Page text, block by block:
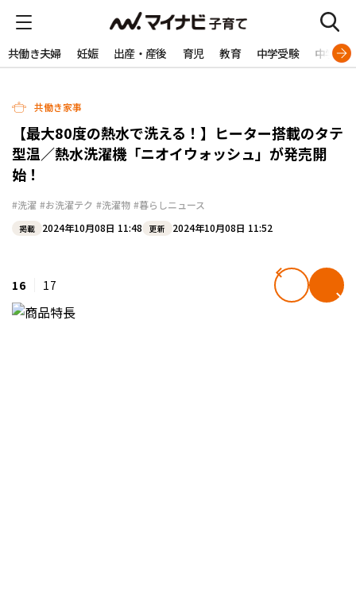
共働き夫婦 妊娠 出産・産後 育児 教育 中学受験 中学生
共働き家事
【最大80度の熱水で洗える！】ヒーター搭載のタテ
型温／熱水洗濯機「ニオイウォッシュ」が発売開
始！
#洗濯 #お洗濯テク #洗濯物 #暮らしニュース
掲載 2024年10月08日 11:48 更新 2024年10月08日 11:52
16 17